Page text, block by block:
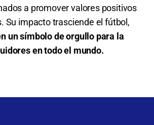
de 6.5
S/ 10,60
de 0.5
a promover valores positivos
Su impacto trasciende el fútbol,
un símbolo de orgullo para la
en todo el mundo.